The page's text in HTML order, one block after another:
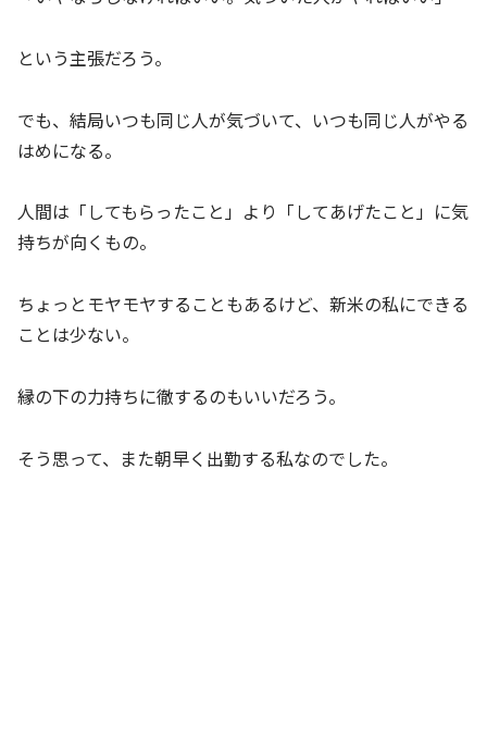
という主張だろう。
でも、結局いつも同じ人が気づいて、いつも同じ人がやる
はめになる。
人間は「してもらったこと」より「してあげたこと」に気
持ちが向くもの。
ちょっとモヤモヤすることもあるけど、新米の私にできる
ことは少ない。
縁の下の力持ちに徹するのもいいだろう。
そう思って、また朝早く出勤する私なのでした。